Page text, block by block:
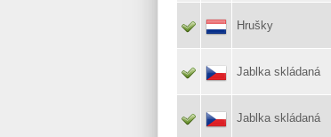
Hrušky
Jablka skládaná
Jablka skládaná